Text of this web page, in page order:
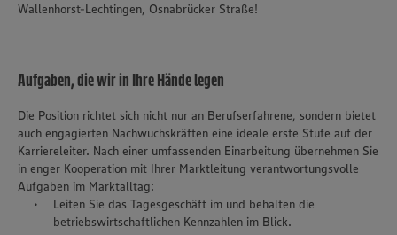
Wallenhorst-Lechtingen, Osnabrücker Straße!
Aufgaben, die wir in Ihre Hände legen
Die Position richtet sich nicht nur an Berufserfahrene, sondern bietet
auch engagierten Nachwuchskräften eine ideale erste Stufe auf der
Karriereleiter. Nach einer umfassenden Einarbeitung übernehmen Sie
in enger Kooperation mit Ihrer Marktleitung verantwortungsvolle
Aufgaben im Marktalltag:
Leiten Sie das Tagesgeschäft im und behalten die
betriebswirtschaftlichen Kennzahlen im Blick.